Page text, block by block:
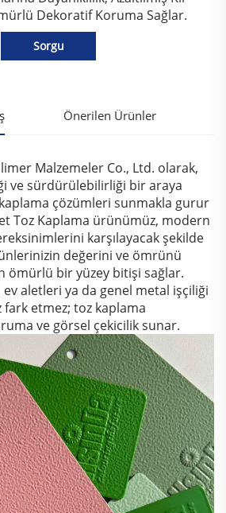
Dekoratif Koruma Sağlar.
Sorgu
Önerilen Ürünler
Malzemeler Co., Ltd. olarak,
ve sürdürülebilirliği bir araya
çözümleri sunmakla gurur
Toz Kaplama ürünümüz, modern
karşılayacak şekilde
değerini ve ömrünü
ömürlü bir yüzey bitişi sağlar.
aletleri ya da genel metal işçiliği
etmez; toz kaplama
ve görsel çekicilik sunar.